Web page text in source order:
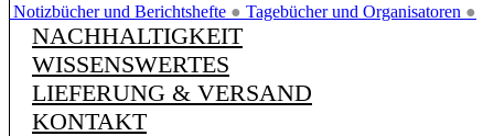
Notizbücher und Berichtshefte ● Tagebücher und Organisatoren ●
NACHHALTIGKEIT
WISSENSWERTES
LIEFERUNG & VERSAND
KONTAKT